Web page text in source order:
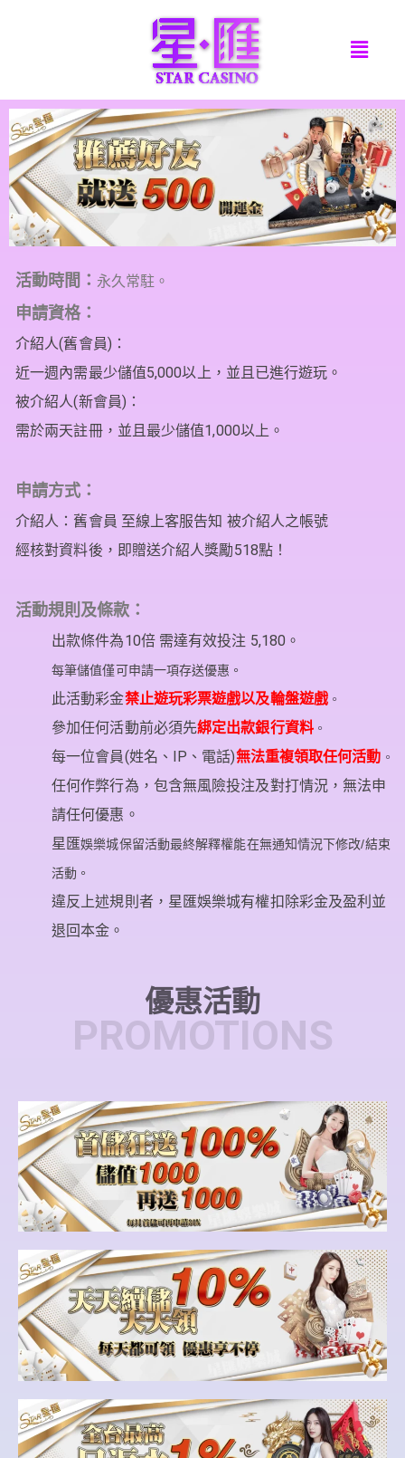
活動時間： 永久常駐。
申請資格：
介紹人(舊會員)：
近一週內需最少儲值5,000以上，並且已進行遊玩。
被介紹人(新會員)：
需於兩天註冊，並且最少儲值1,000以上。
申請方式：
介紹人：舊會員 至線上客服告知 被介紹人之帳號
活動規則及條款 ：
出款條件為10倍 需達有效投注 5,180。
每筆儲值僅可申請一項存送優惠 。
此活動彩金禁止遊玩彩票遊戲以及輪盤遊戲。
參加任何活動前必須先綁定出款銀行資料
每一位會員(姓名、IP、電話)無法重複領取任何活動
任何作弊行為，包含無風險投注及對打情況，無法申
請任何優惠。
星 匯娛樂城保留活動最終解釋權能在無通知情況下修改/結束
違反上述規則者，星匯娛樂城有權扣除彩金及盈利並
退回本金。
優惠活動
PROMOTIONS